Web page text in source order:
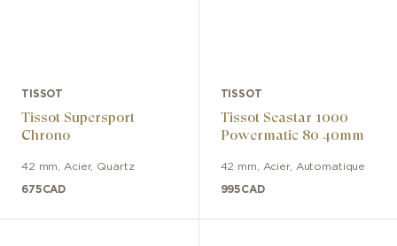
TISSOT
Tissot Supersport
Chrono
42 mm Acier, Quartz
675CAD
TISSOT
Tissot Seastar 1000
Powermatic 80 40mm
42 mm Acier, Automatique
995CAD